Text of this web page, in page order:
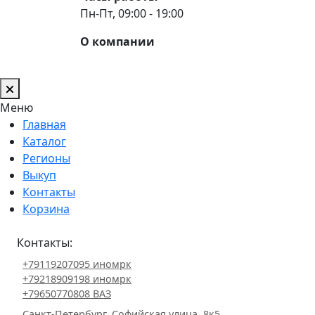
Пн-Пт, 09:00 - 19:00
О компании
Меню
Главная
Каталог
Регионы
Выкуп
Контакты
Корзина
Контакты:
+79119207095 иномрк
+79218909198 иномрк
+79650770808 ВАЗ